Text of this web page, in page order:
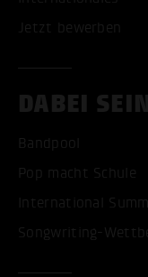
Jetzt bewerben
DABEI
Bandpool
Pop macht Schule
International
Songwriting-